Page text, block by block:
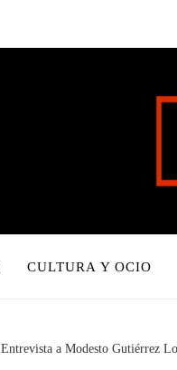
CULTURA Y OCIO
Entrevista a Modesto Gutiérrez